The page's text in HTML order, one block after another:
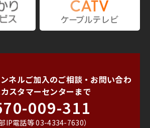
ネルご加入のご相談・お問い合わ
カスタマーセンターまで
009-311
部IP電話等 03-4334-7630）